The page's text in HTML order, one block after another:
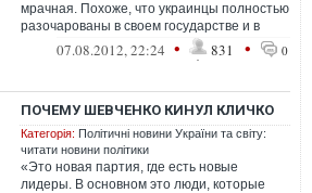
мрачная. Похоже, что украинцы полностью
разочарованы в своем государстве и в
людях, которые являются национальными
07.08.2012, 22:24 • 831 • 0
ПОЧЕМУ ШЕВЧЕНКО КИНУЛ КЛИЧКО
Категорія: Політичні новини України та світу:
читати новини політики
«Это новая партия, где есть новые
лидеры. В основном это люди, которые